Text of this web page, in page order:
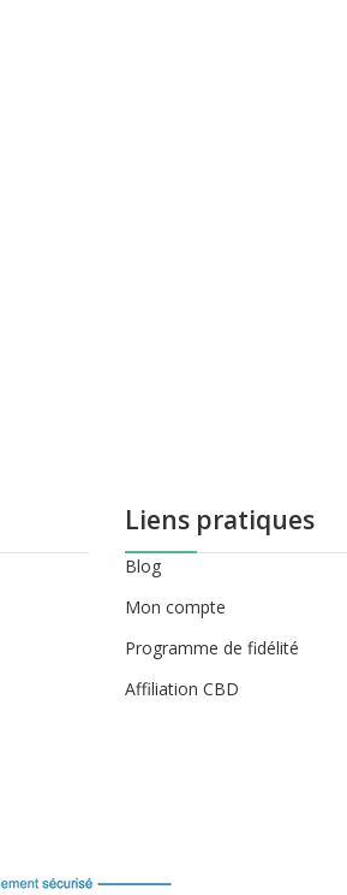
Liens pratiques
Blog
Mon compte
Programme de fidélité
Affiliation CBD